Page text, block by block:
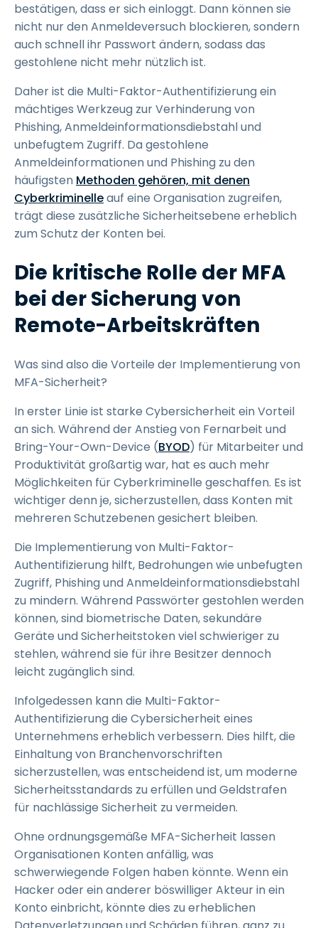
bestätigen, dass er sich einloggt. Dann können sie
nicht nur den Anmeldeversuch blockieren, sondern
auch schnell ihr Passwort ändern, sodass das
gestohlene nicht mehr nützlich ist.
Daher ist die Multi-Faktor-Authentifizierung ein
mächtiges Werkzeug zur Verhinderung von
Phishing, Anmeldeinformationsdiebstahl und
unbefugtem Zugriff. Da gestohlene
Anmeldeinformationen und Phishing zu den
häufigsten Methoden gehören, mit denen
Cyberkriminelleauf eine Organisation zugreifen,
trägt diese zusätzliche Sicherheitsebene erheblich
zum Schutz der Konten bei.
Die kritische Rolle der MFA
bei der Sicherung von
Remote-Arbeitskräften
Was sind also die Vorteile der Implementierung von
MFA-Sicherheit?
In erster Linie ist starke Cybersicherheit ein Vorteil
an sich. Während der Anstieg von Fernarbeit und
Bring-Your-Own-Device (BYOD) für Mitarbeiter und
Produktivität großartig war, hat es auch mehr
Möglichkeiten für Cyberkriminelle geschaffen. Es ist
wichtiger denn je, sicherzustellen, dass Konten mit
mehreren Schutzebenen gesichert bleiben.
Die Implementierung von Multi-Faktor-
Authentifizierung hilft, Bedrohungen wie unbefugten
Zugriff, Phishing und Anmeldeinformationsdiebstahl
zu mindern. Während Passwörter gestohlen werden
können, sind biometrische Daten, sekundäre
Geräte und Sicherheitstoken viel schwieriger zu
stehlen, während sie für ihre Besitzer dennoch
leicht zugänglich sind.
Infolgedessen kann die Multi-Faktor-
Authentifizierung die Cybersicherheit eines
Unternehmens erheblich verbessern. Dies hilft, die
Einhaltung von Branchenvorschriften
sicherzustellen, was entscheidend ist, um moderne
Sicherheitsstandards zu erfüllen und Geldstrafen
für nachlässige Sicherheit zu vermeiden.
Ohne ordnungsgemäße MFA-Sicherheit lassen
Organisationen Konten anfällig, was
schwerwiegende Folgen haben könnte. Wenn ein
Hacker oder ein anderer böswilliger Akteur in ein
Konto einbricht, könnte dies zu erheblichen